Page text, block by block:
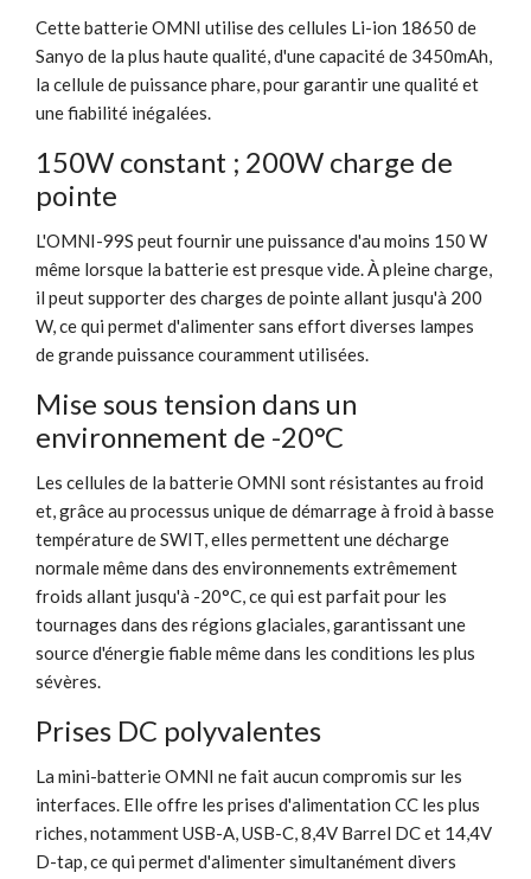
Cette batterie OMNI utilise des cellules Li-ion 18650 de
Sanyo de la plus haute qualité, d'une capacité de 3450mAh,
la cellule de puissance phare, pour garantir une qualité et
une fiabilité inégalées.
150W constant ; 200W charge de
pointe
L'OMNI-99S peut fournir une puissance d'au moins 150 W
même lorsque la batterie est presque vide. À pleine charge,
il peut supporter des charges de pointe allant jusqu'à 200
W, ce qui permet d'alimenter sans effort diverses lampes
de grande puissance couramment utilisées.
Mise sous tension dans un
environnement de -20°C
Les cellules de la batterie OMNI sont résistantes au froid
et, grâce au processus unique de démarrage à froid à basse
température de SWIT, elles permettent une décharge
normale même dans des environnements extrêmement
froids allant jusqu'à -20°C, ce qui est parfait pour les
tournages dans des régions glaciales, garantissant une
source d'énergie fiable même dans les conditions les plus
sévères.
Prises DC polyvalentes
La mini-batterie OMNI ne fait aucun compromis sur les
interfaces. Elle offre les prises d'alimentation CC les plus
riches, notamment USB-A, USB-C, 8,4V Barrel DC et 14,4V
D-tap, ce qui permet d'alimenter simultanément divers